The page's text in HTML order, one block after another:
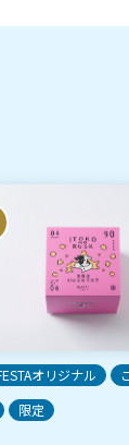
オリジナル
限定